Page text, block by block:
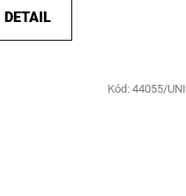
DETAIL
Kód: 44055/UNI